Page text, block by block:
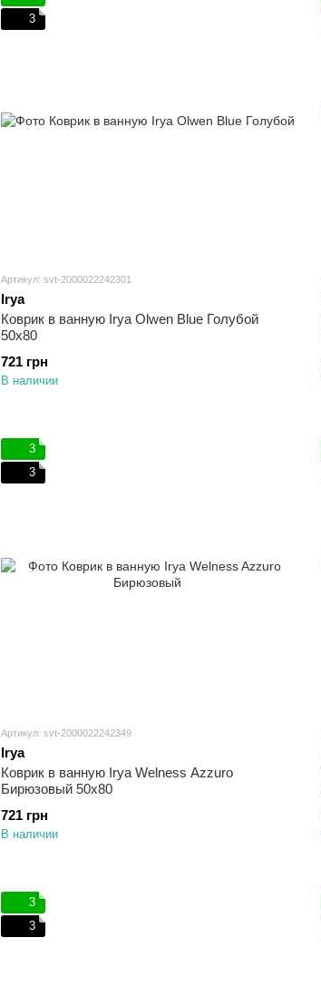
3
Артикул: svt-2000022242301
Irya
Коврик в ванную Irya Olwen Blue Голубой
50х80
721 грн
В наличии
3
3
Артикул: svt-2000022242349
Irya
Коврик в ванную Irya Welness Azzuro
Бирюзовый 50х80
721 грн
В наличии
3
3